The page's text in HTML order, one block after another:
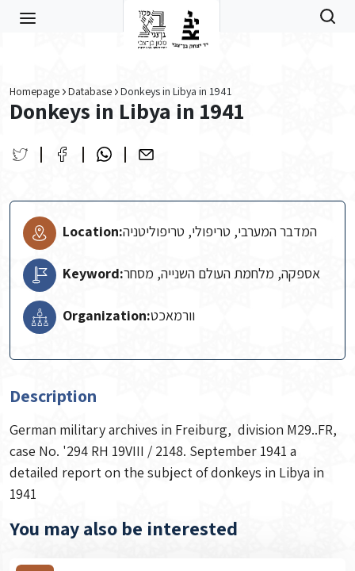
Homepage Database Donkeys in Libya in 1941
Donkeys in Libya in 1941
Location:המדבר המערבי, טריפולי, טריפוליטניה
Keyword:אספקה, מלחמת העולם השנייה, מסחר
Organization:וורמאכט
Description
German military archives in Freiburg, division M29..FR,
case No. '294 RH 19VIII / 2148. September 1941 a
detailed report on the subject of donkeys in Libya in
1941
You may also be interested